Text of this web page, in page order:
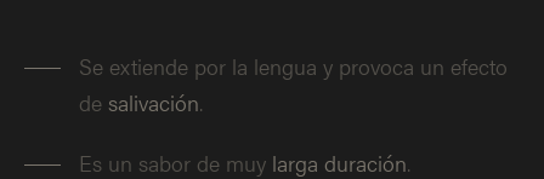
Se extiende por la lengua y provoca un efecto
de salivación.
Es un sabor de muy larga duración.